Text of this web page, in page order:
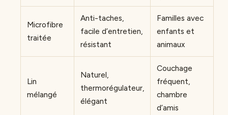
Microfibre
traitée
Anti-taches,
facile d’entretien,
résistant
Familles avec
enfants et
animaux
Lin
mélangé
Naturel,
thermorégulateur,
élégant
Couchage
fréquent,
chambre
d’amis